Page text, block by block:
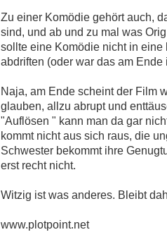
Zu einer Komödie gehört auch,
sind, und ab und zu mal was
sollte eine Komödie nicht in
abdriften (oder war das am
Naja, am Ende scheint der Film
glauben, allzu abrupt und
"Auflösen " kann man da gar
kommt nicht aus sich raus, die
Schwester bekommt ihre
erst recht nicht.
Witzig ist was anderes. Bleibt
www.plotpoint.net